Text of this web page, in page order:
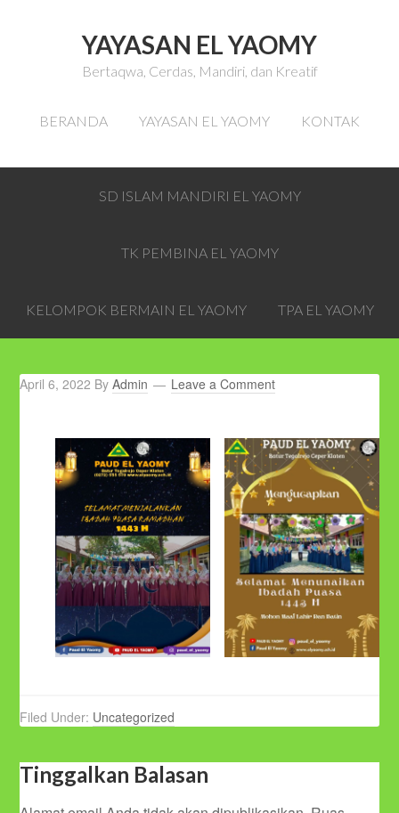
YAYASAN EL YAOMY
Bertaqwa, Cerdas, Mandiri, dan Kreatif
BERANDA YAYASAN EL YAOMY KONTAK
SD ISLAM MANDIRI EL YAOMY
TK PEMBINA EL YAOMY
KELOMPOK BERMAIN EL YAOMY TPA EL YAOMY
April 6, 2022 ByAdmin Leave a Comment
Filed Under: Uncategorized
Tinggalkan Balasan